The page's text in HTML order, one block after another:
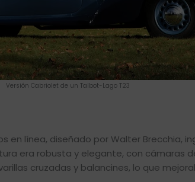
Versión Cabriolet de un Talbot-Lago T23
en línea, diseñado por Walter Brecchia,
era robusta y elegante, con cámaras
cruzadas y balancines, lo que